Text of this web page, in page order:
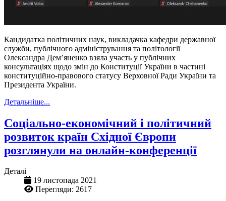
Кандидатка політичних наук, викладачка кафедри державної
служби, публічного адміністрування та політології
Олександра Дем’яненко взяла участь у публічних
консультаціях щодо змін до Конституції України в частині
конституційно-правового статусу Верховної Ради України та
Президента України.
Детальніше...
Соціально-економічний і політичний
розвиток країн Східної Європи
розглянули на онлайн-конференції
Деталі
19 листопада 2021
Перегляди: 2617